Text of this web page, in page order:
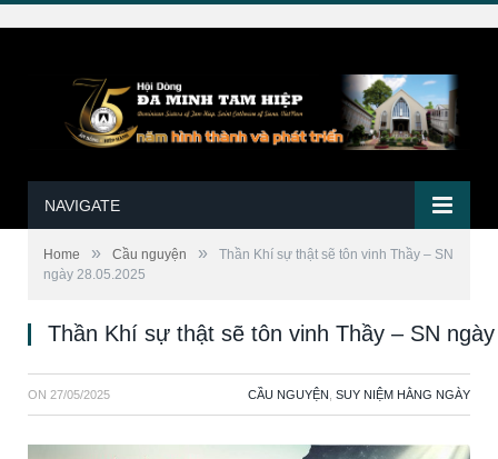
NAVIGATE
Home » Cầu nguyện »
Thần Khí sự thật sẽ tôn vinh Thầy – SN
ngày 28.05.2025
Thần Khí sự thật sẽ tôn vinh Thầy – SN
ON 27/05/2025 CẦU NGUYỆN SUY NIỆM HẰNG NGÀY